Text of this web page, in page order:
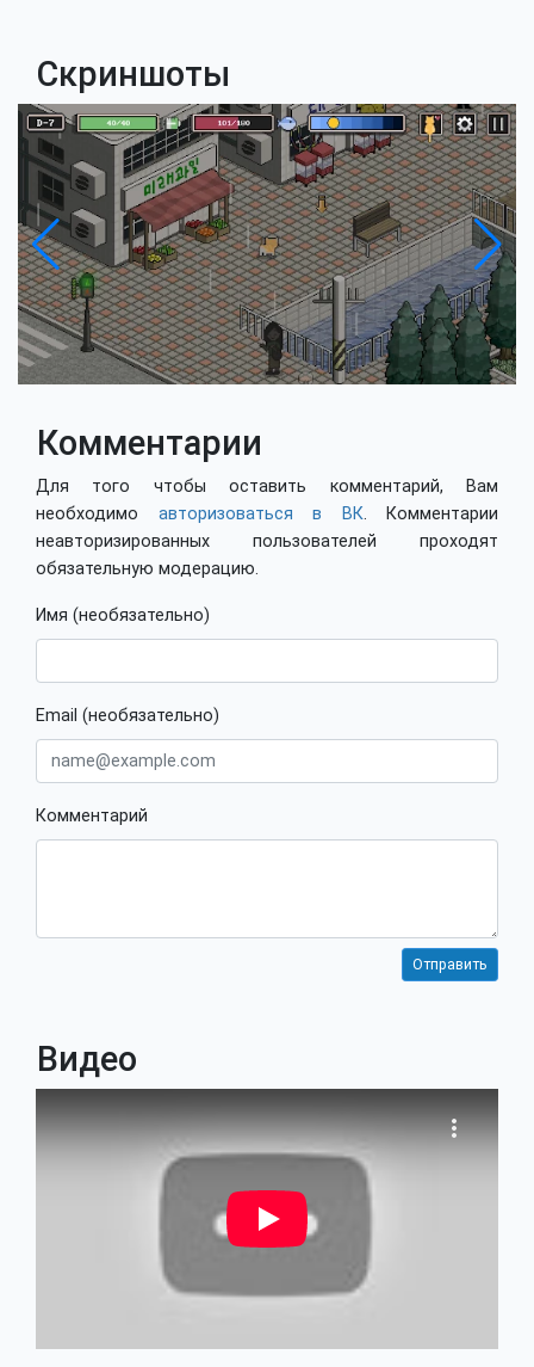
Скриншоты
Комментарии
Для того чтобы оставить комментарий, Вам
необходимо авторизоваться в ВК. Комментарии
неавторизированных пользователей проходят
обязательную модерацию.
Имя (необязательно)
Email (необязательно)
Комментарий
Видео